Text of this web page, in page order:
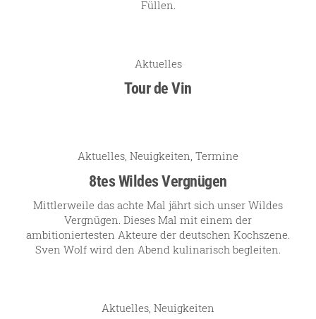
unsere Geschichte
Persönlichkeiten
Guts- und Gebietsweine
Ortsweine
Lagenweine
Erste Lagen
Schaumweine
Füllen.
Aktuelles
Tour de Vin
Aktuelles, Neuigkeiten, Termine
8tes Wildes Vergnügen
Mittlerweile das achte Mal jährt sich unser Wildes
Vergnügen. Dieses Mal mit einem der
ambitioniertesten Akteure der deutschen Kochszene.
Sven Wolf wird den Abend kulinarisch begleiten.
Aktuelles Neuigkeiten